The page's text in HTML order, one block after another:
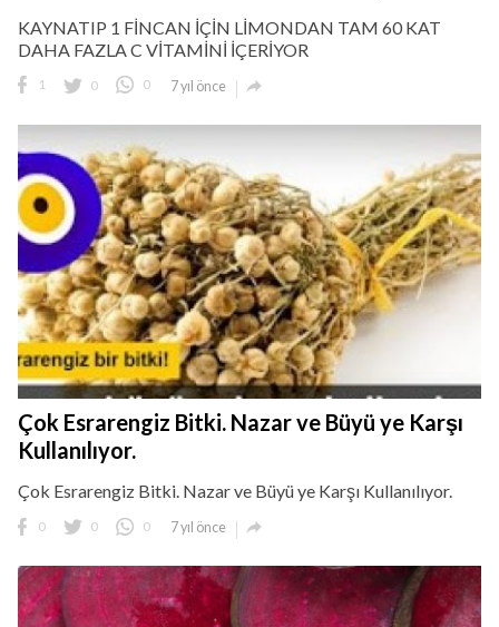
KAYNATIP 1 FİNCAN İÇİN LİMONDAN TAM 60 KAT
DAHA FAZLA C VİTAMİNİ İÇERİYOR
1 0 0 7 yıl önce 
Çok Esrarengiz Bitki. Nazar ve Büyü ye Karşı
Kullanılıyor.
Çok Esrarengiz Bitki. Nazar ve Büyü ye Karşı Kullanılıyor.
0 0 0 7 yıl önce 